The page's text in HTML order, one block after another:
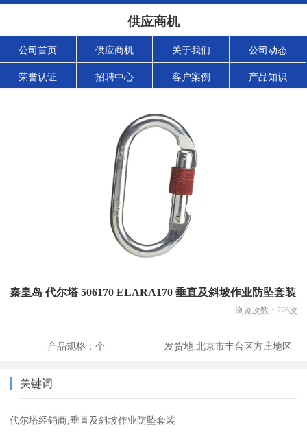
供应商机
公司首页 供应商机 关于我们 公司动态
荣誉认证 招聘中心 客户案例 产品知识
秦皇岛 代尔塔 506170 ELARA170 垂直及斜坡作业防坠套装
浏览次数： 226次
产品规格： 个 发货地:北京市丰台区方庄地区
关键词
代尔塔经销商,垂直及斜坡作业防坠套装